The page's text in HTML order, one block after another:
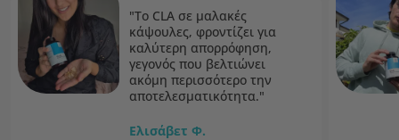
"Το CLA σε μαλακές
κάψουλες, φροντίζει για
καλύτερη απορρόφηση,
γεγονός που βελτιώνει
ακόμη περισσότερο την
αποτελεσματικότητα."
Ελισάβετ Φ.